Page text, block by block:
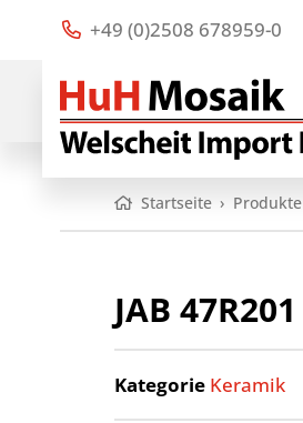
+49 (0)2508 678959-0
Startseite › Produkte
JAB 47R201
Kategorie Keramik